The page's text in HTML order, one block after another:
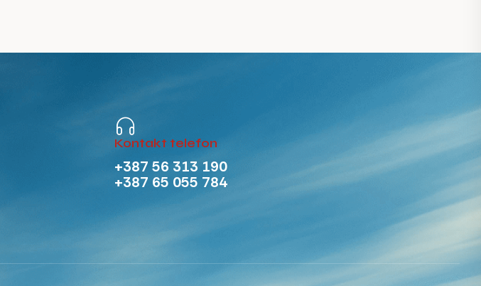
Kontakt telefon
+387 56 313 190
+387 65 055 784